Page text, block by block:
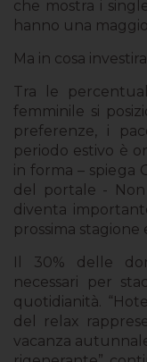
che mostra i
hanno una
Ma in cosa
Tra le
femminile si
preferenze, i
periodo estivo è
in forma – spiega
del portale - Non
diventa
prossima stagione
Il 30% delle
necessari per
quotidianità.
del relax
vacanza